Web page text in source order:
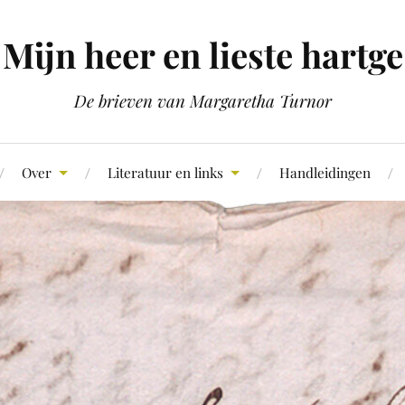
Mijn heer en lieste hartge
De brieven van Margaretha Turnor
Over Literatuur en links Handleidingen